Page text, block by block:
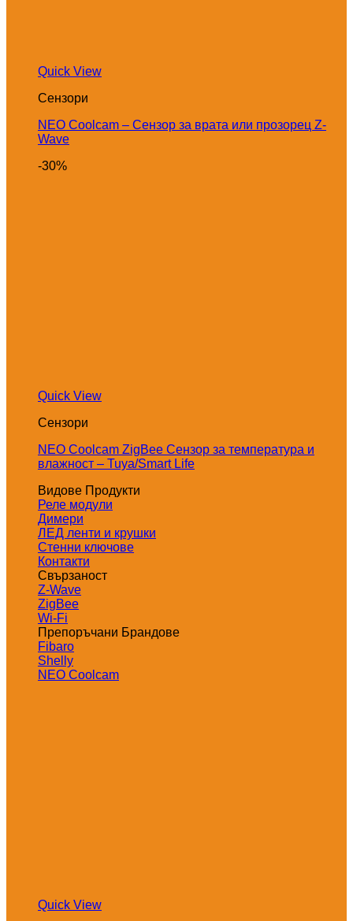
Quick View
Сензори
NEO Coolcam – Сензор за врата или прозорец Z-
Wave
-30%
Quick View
Сензори
NEO Coolcam ZigBee Сензор за температура и
влажност – Tuya/Smart Life
Видове Продукти
Реле модули
Димери
ЛЕД ленти и крушки
Стенни ключове
Контакти
Свързаност
Z-Wave
ZigBee
Wi-Fi
Препоръчани Брандове
Fibaro
Shelly
NEO Coolcam
Quick View